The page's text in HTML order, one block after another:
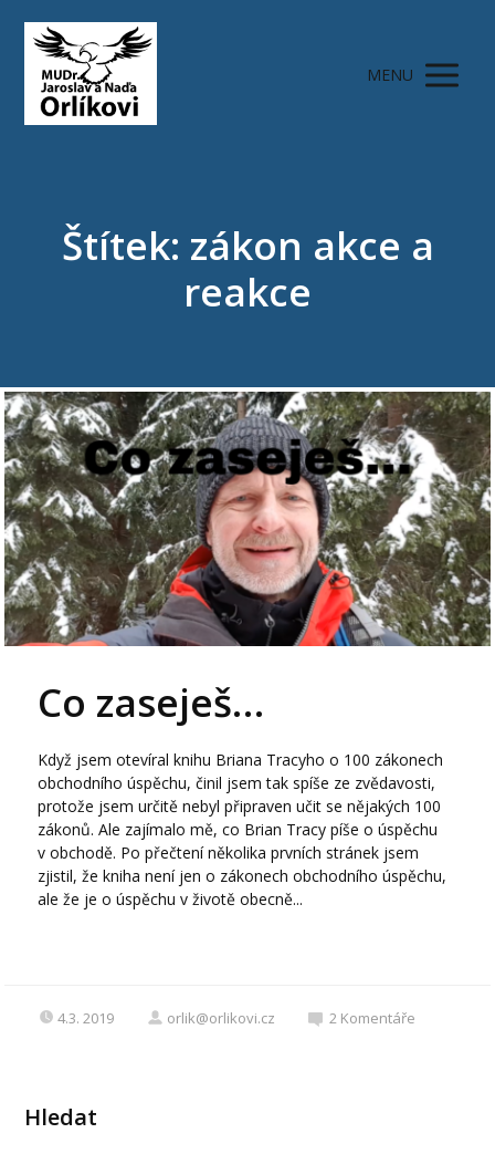
MENU
Štítek: zákon akce a
reakce
Co zaseješ…
Když jsem otevíral knihu Briana Tracyho o 100 zákonech
obchodního úspěchu, činil jsem tak spíše ze zvědavosti,
protože jsem určitě nebyl připraven učit se nějakých 100
zákonů. Ale zajímalo mě, co Brian Tracy píše o úspěchu
v obchodě. Po přečtení několika prvních stránek jsem
zjistil, že kniha není jen o zákonech obchodního úspěchu,
ale že je o úspěchu v životě obecně...
4.3. 2019 orlik@orlikovi.cz 2 Komentáře
Hledat